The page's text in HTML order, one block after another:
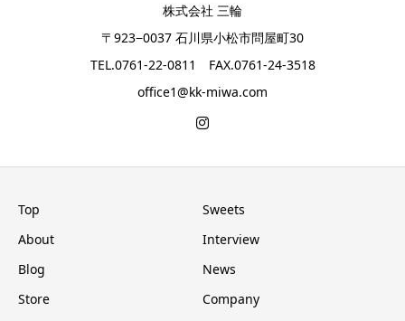
株式会社 三輪
〒923−0037 石川県小松市問屋町30
TEL.0761-22-0811 FAX.0761-24-3518
office1@kk-miwa.com
Top
Sweets
About
Interview
Blog
News
Store
Company